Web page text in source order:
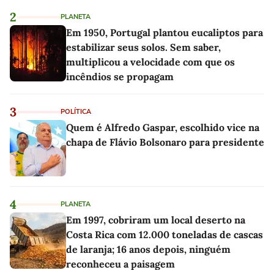
2 PLANETA
Em 1950, Portugal plantou eucaliptos para
estabilizar seus solos. Sem saber,
multiplicou a velocidade com que os
incêndios se propagam
3 POLÍTICA
Quem é Alfredo Gaspar, escolhido vice na
chapa de Flávio Bolsonaro para presidente
4 PLANETA
Em 1997, cobriram um local deserto na
Costa Rica com 12.000 toneladas de cascas
de laranja; 16 anos depois, ninguém
reconheceu a paisagem